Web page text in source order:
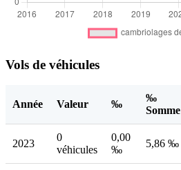
Vols de véhicules
Année Valeur ‰
‰
Somme
2023
0
véhicules
0,00
‰
5,86 ‰